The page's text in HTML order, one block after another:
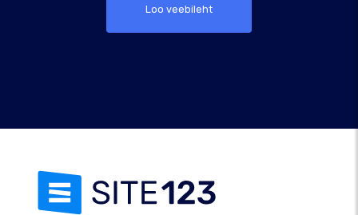
Loo veebileht